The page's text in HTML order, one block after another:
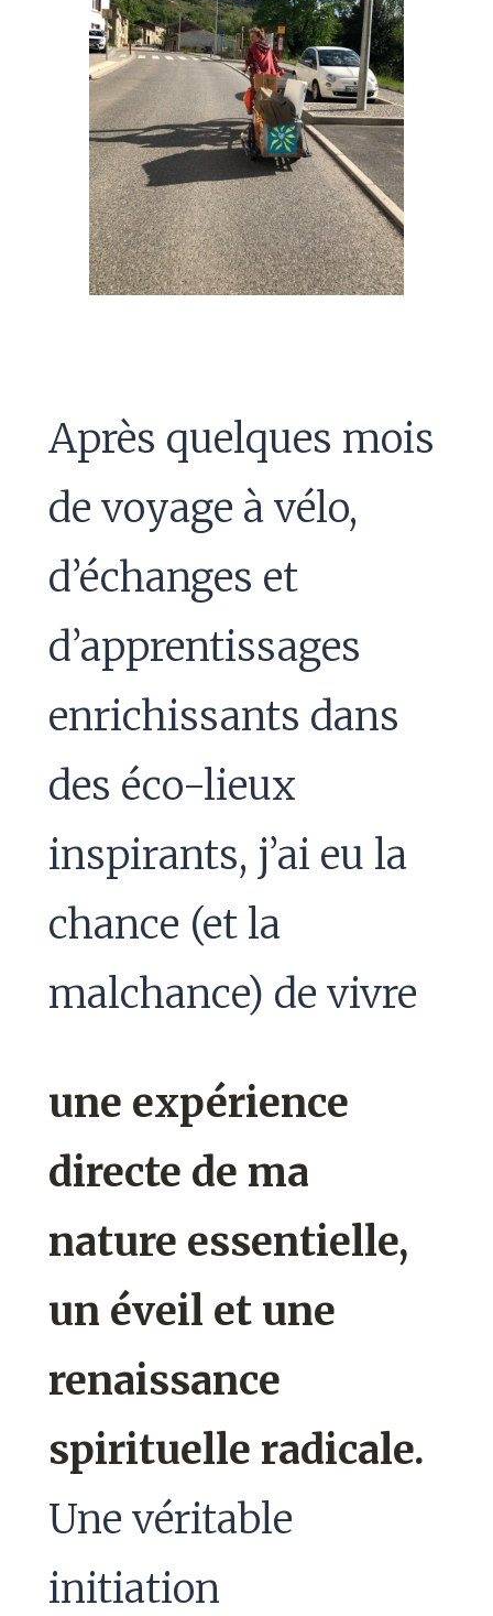
Après quelques mois
de voyage à vélo,
d’échanges et
d’apprentissages
enrichissants dans
des éco-lieux
inspirants, j’ai eu la
chance (et la
malchance) de vivre
une expérience
directe de ma
nature essentielle,
un éveil et une
renaissance
spirituelle radicale.
Une véritable
initiation